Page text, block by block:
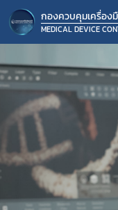
กองควบคุมเครื่อง
MEDICAL DEVICE